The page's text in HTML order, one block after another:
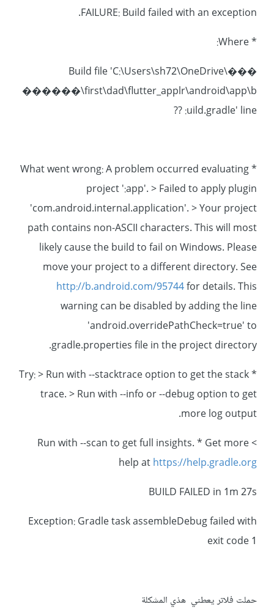
FAILURE: Build failed with an exception.
* Where:
Build file 'C:\Users\sh72\OneDrive\���
������\first\dad\flutter_applr\android\app\b
uild.gradle' line: ??
* What went wrong: A problem occurred evaluating
project ':app'. > Failed to apply plugin
'com.android.internal.application'. > Your project
path contains non-ASCII characters. This will most
likely cause the build to fail on Windows. Please
move your project to a different directory. See
http://b.android.com/95744for details. This
warning can be disabled by adding the line
'android.overridePathCheck=true' to
gradle.properties file in the project directory.
* Try: > Run with --stacktrace option to get the stack
trace. > Run with --info or --debug option to get
more log output.
> Run with --scan to get full insights. * Get more
help athttps://help.gradle.org
BUILD FAILED in 1m 27s
Exception: Gradle task assembleDebug failed with
exit code 1
حملت فلاتر يعطني هذي المشكلة